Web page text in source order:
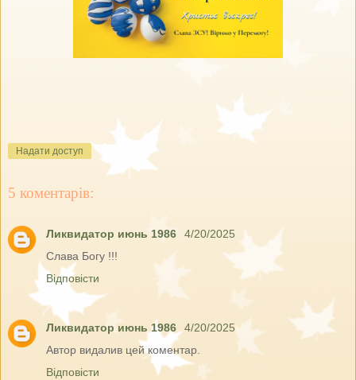
Надати доступ
5 коментарів:
Ликвидатор июнь 1986
4/20/2025
Слава Богу !!!
Відповісти
Ликвидатор июнь 1986
4/20/2025
Автор видалив цей коментар.
Відповісти